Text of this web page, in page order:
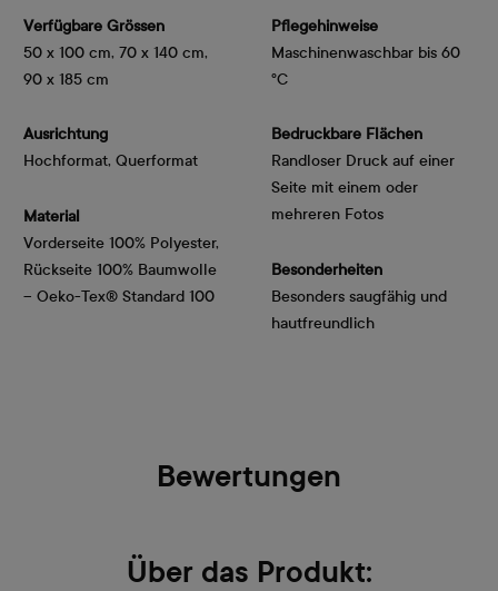
Verfügbare Grössen
50 x 100 cm, 70 x 140 cm,
90 x 185 cm
Ausrichtung
Hochformat, Querformat
Material
Vorderseite 100% Polyester,
Rückseite 100% Baumwolle
– Oeko-Tex® Standard 100
Pflegehinweise
Maschinenwaschbar bis 60
°C
Bedruckbare Flächen
Randloser Druck auf einer
Seite mit einem oder
mehreren Fotos
Besonderheiten
Besonders saugfähig und
hautfreundlich
Bewertungen
Über das Produkt: